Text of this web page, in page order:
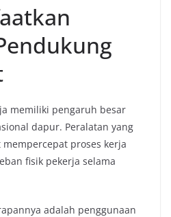
memiliki pengaruh besar
dapur. Peralatan yang
proses kerja
fisik pekerja selama
adalah penggunaan